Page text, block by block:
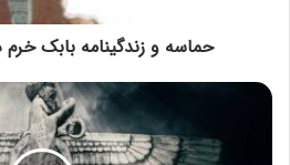
حماسه و زندگینامه بابک